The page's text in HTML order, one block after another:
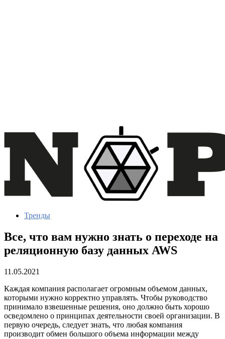
Тренды
Все, что вам нужно знать о переходе на
реляционную базу данных AWS
11.05.2021
Каждая компания располагает огромным объемом данных,
которыми нужно корректно управлять. Чтобы руководство
принимало взвешенные решения, оно должно быть хорошо
осведомлено о принципах деятельности своей организации. В
первую очередь, следует знать, что любая компания
производит обмен большого объема информации между